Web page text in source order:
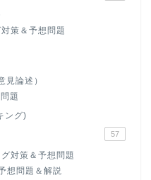
策＆予想問題
見論述）
題
ング)
57
対策＆予想問題
想問題＆解説